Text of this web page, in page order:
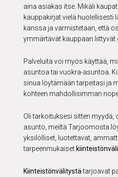
aina asiakas itse. Mikäli
kauppakirjat vielä huolellisesti
kanssa ja varmistetaan, että
ymmärtävät kauppaan liittyvät
Palveluita voi myös käyttää,
asuntoa tai vuokra-asuntoa.
sinua löytämään tarpeitasi ja
kohteen mahdollisimman
Oli tarkoituksesi sitten myydä,
asunto, meiltä Tarjoomosta
yksilölliset, luotettavat,
tarpeenmukaiset
Kiinteistönvälitystätarjoavat